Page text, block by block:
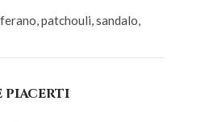
patchouli, sandalo,
PIACERTI